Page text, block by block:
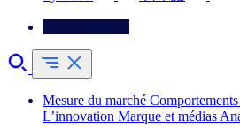
Mesure du marché
L’innovation Marque et médias